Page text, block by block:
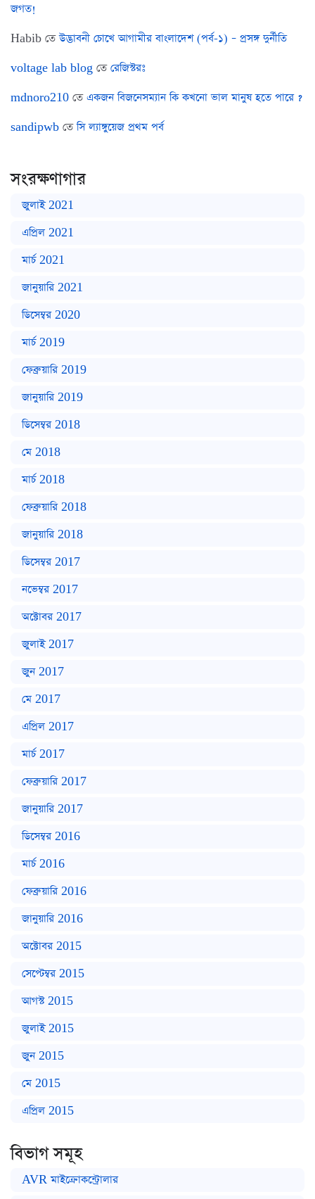
জগত!
Habib তেউদ্ভাবনী চোখে আগামীর বাংলাদেশ (পর্ব-১) – প্রসঙ্গ দুর্নীতি
voltage lab blog তেরেজিস্টরঃ
mdnoro210 তেএকজন বিজনেসম্যান কি কখনো ভাল মানুষ হতে পারে ?
sandipwb তেসি ল্যাঙ্গুয়েজ প্রথম পর্ব
সংরক্ষণাগার
জুলাই 2021
এপ্রিল 2021
মার্চ 2021
জানুয়ারি 2021
ডিসেম্বর 2020
মার্চ 2019
ফেব্রুয়ারি 2019
জানুয়ারি 2019
ডিসেম্বর 2018
মে 2018
মার্চ 2018
ফেব্রুয়ারি 2018
জানুয়ারি 2018
ডিসেম্বর 2017
নভেম্বর 2017
অক্টোবর 2017
জুলাই 2017
জুন 2017
মে 2017
এপ্রিল 2017
মার্চ 2017
ফেব্রুয়ারি 2017
জানুয়ারি 2017
ডিসেম্বর 2016
মার্চ 2016
ফেব্রুয়ারি 2016
জানুয়ারি 2016
অক্টোবর 2015
সেপ্টেম্বর 2015
আগস্ট 2015
জুলাই 2015
জুন 2015
মে 2015
এপ্রিল 2015
বিভাগ সমূহ
AVR মাইক্রোকন্ট্রোলার